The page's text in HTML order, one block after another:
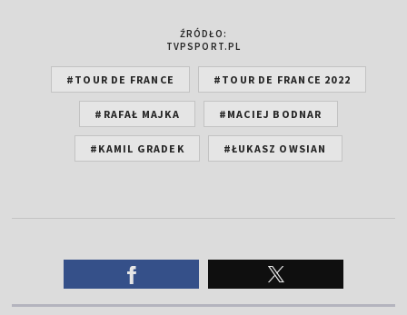
ŹRÓDŁO:
TVPSPORT.PL
#TOUR DE FRANCE #TOUR DE FRANCE 2022
#RAFAŁ MAJKA #MACIEJ BODNAR
#KAMIL GRADEK #ŁUKASZ OWSIAN